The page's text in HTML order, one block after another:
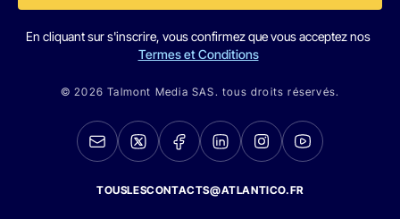
En cliquant sur s'inscrire, vous confirmez que vous acceptez nos
Termes et Conditions
© 2026 Talmont Media SAS. tous droits réservés.
TOUSLESCONTACTS@ATLANTICO.FR